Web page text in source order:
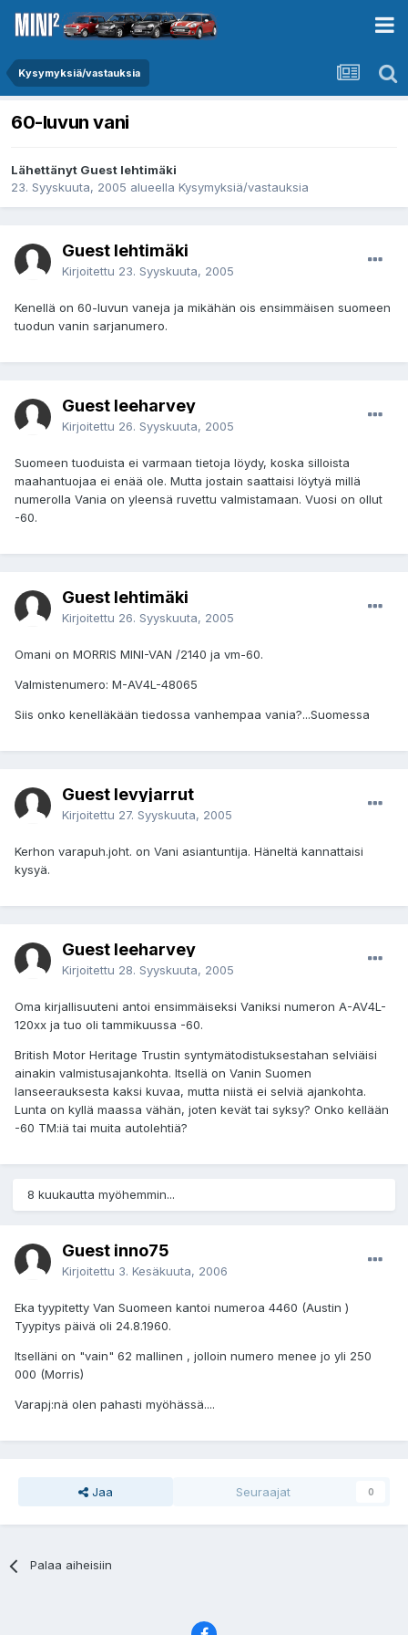
Kysymyksiä/vastauksia
60-luvun vani
Lähettänyt Guest lehtimäki
23. Syyskuuta, 2005 alueella Kysymyksiä/vastauksia
Guest lehtimäki
Kirjoitettu 23. Syyskuuta, 2005
Kenellä on 60-luvun vaneja ja mikähän ois ensimmäisen suomeen
tuodun vanin sarjanumero.
Guest leeharvey
Kirjoitettu 26. Syyskuuta, 2005
Suomeen tuoduista ei varmaan tietoja löydy, koska silloista
maahantuojaa ei enää ole. Mutta jostain saattaisi löytyä millä
numerolla Vania on yleensä ruvettu valmistamaan. Vuosi on ollut
-60.
Guest lehtimäki
Kirjoitettu 26. Syyskuuta, 2005
Omani on MORRIS MINI-VAN /2140 ja vm-60.
Valmistenumero: M-AV4L-48065
Siis onko kenelläkään tiedossa vanhempaa vania?...Suomessa
Guest levyjarrut
Kirjoitettu 27. Syyskuuta, 2005
Kerhon varapuh.joht. on Vani asiantuntija. Häneltä kannattaisi
kysyä.
Guest leeharvey
Kirjoitettu 28. Syyskuuta, 2005
Oma kirjallisuuteni antoi ensimmäiseksi Vaniksi numeron A-AV4L-
120xx ja tuo oli tammikuussa -60.
British Motor Heritage Trustin syntymätodistuksestahan selviäisi
ainakin valmistusajankohta. Itsellä on Vanin Suomen
lanseerauksesta kaksi kuvaa, mutta niistä ei selviä ajankohta.
Lunta on kyllä maassa vähän, joten kevät tai syksy? Onko kellään
-60 TM:iä tai muita autolehtiä?
8 kuukautta myöhemmin...
Guest inno75
Kirjoitettu 3. Kesäkuuta, 2006
Eka tyypitetty Van Suomeen kantoi numeroa 4460 (Austin )
Tyypitys päivä oli 24.8.1960.
Itselläni on "vain" 62 mallinen , jolloin numero menee jo yli 250
000 (Morris)
Varapj:nä olen pahasti myöhässä....
Jaa Seuraajat 0
Palaa aiheisiin